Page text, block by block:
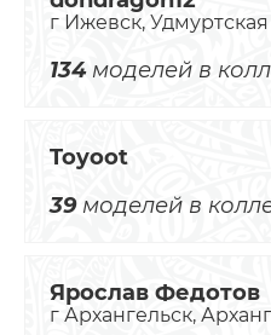
г Ижевск,
134моделей в
Toyoot
39моделей в
Ярослав Федотов
г Архангельск,